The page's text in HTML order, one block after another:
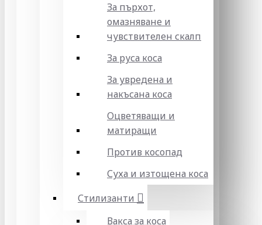
За пърхот,
омазняване и
чувствителен скалп
За руса коса
За увредена и
накъсана коса
Оцветяващи и
матиращи
Против косопад
Суха и изтощена коса
Стилизанти
Вакса за коса